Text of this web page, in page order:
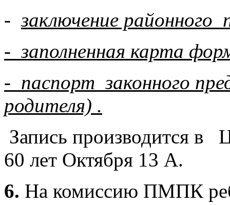
-заключение районного
- заполненная карта
- паспорт законного
родителя) .
Запись производится
60 лет Октября 13 А.
6. На комиссию ПМПК